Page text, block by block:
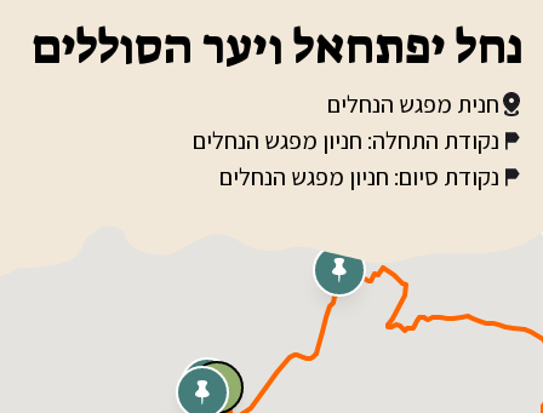
נחל יפתחאל ויער הסוללים
חנית מפגש הנחלים
נקודת התחלה: חניון מפגש הנחלים
נקודת סיום: חניון מפגש הנחלים